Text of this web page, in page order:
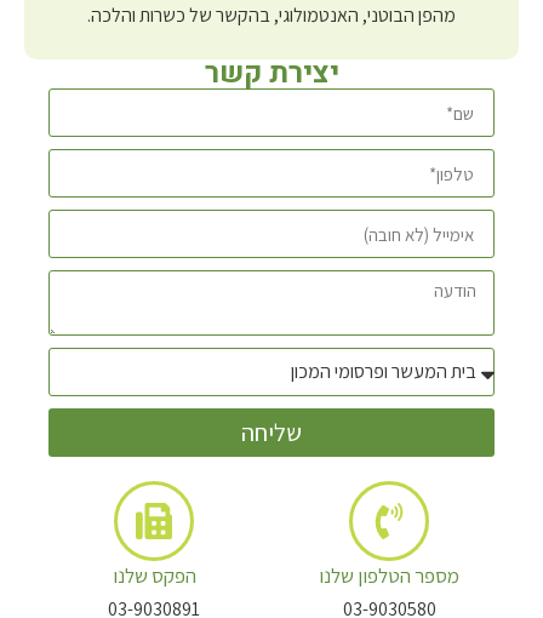
מהפן הבוטני, האנטמולוגי, בהקשר של כשרות והלכה.
יצירת קשר
שליחה
מספר הטלפון שלנו
03-9030580
הפקס שלנו
03-9030891